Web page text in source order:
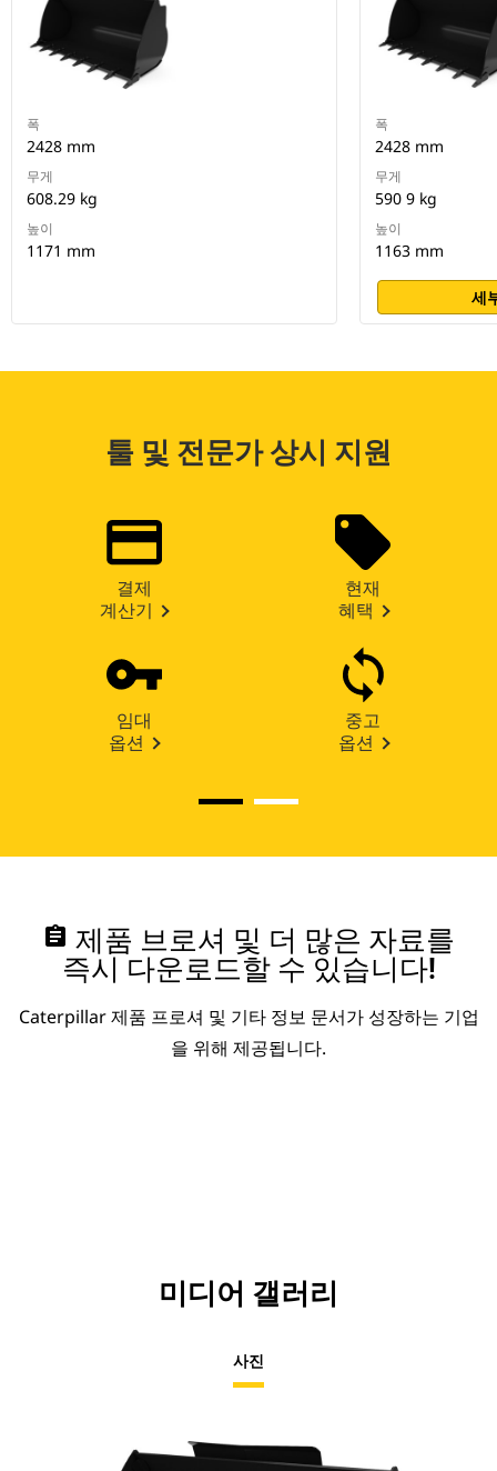
폭
2428 mm
무게
608.29 kg
높이
1171 mm
폭
2428 mm
무게
590 9 kg
높이
1163 mm
세
툴 및 전문가 상시 지원
결제
계산기
현재
혜택
임대
옵션
중고
옵션
assignment 제품 브로셔 및 더 많은 자료를
즉시 다운로드할 수 있습니다!
Caterpillar 제품 프로셔 및 기타 정보 문서가 성장하는 기업
을 위해 제공됩니다.
미디어 갤러리
사진